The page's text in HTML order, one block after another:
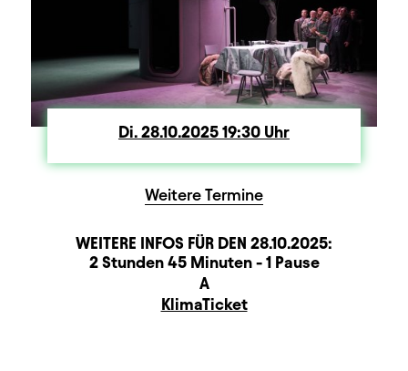
Di. Dienstag
28.10.2025 19:30Uhr
Weitere Termine
WEITERE INFOS FÜR DEN 28.10.2025:
BeschreibungInformation
Dauer und Pausen2 Stunden 45 Minuten - 1 Pause
A
KlimaTicket